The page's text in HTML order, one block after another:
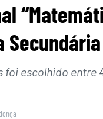
foi escolhido entre